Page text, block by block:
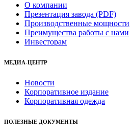
О компании
Презентация завода (PDF)
Производственные мощности
Преимущества работы с нами
Инвесторам
МЕДИА-ЦЕНТР
Новости
Корпоративное издание
Корпоративная одежда
ПОЛЕЗНЫЕ ДОКУМЕНТЫ